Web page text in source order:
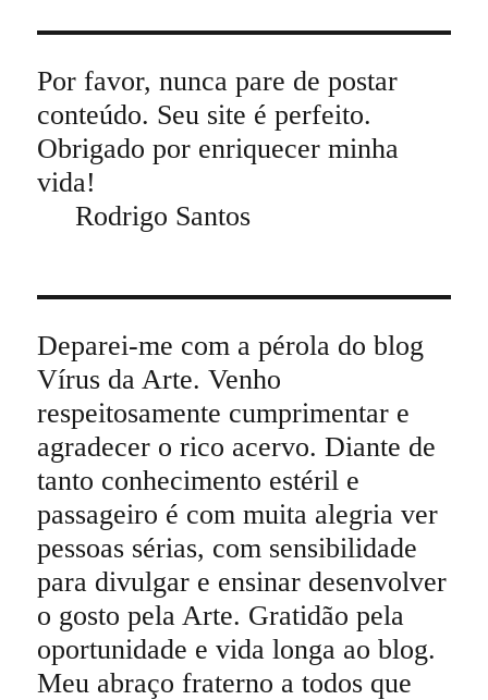
Por favor, nunca pare de postar
conteúdo. Seu site é perfeito.
Obrigado por enriquecer minha
vida!
Rodrigo Santos
Deparei-me com a pérola do blog
Vírus da Arte. Venho
respeitosamente cumprimentar e
agradecer o rico acervo. Diante de
tanto conhecimento estéril e
passageiro é com muita alegria ver
pessoas sérias, com sensibilidade
para divulgar e ensinar desenvolver
o gosto pela Arte. Gratidão pela
oportunidade e vida longa ao blog.
Meu abraço fraterno a todos que